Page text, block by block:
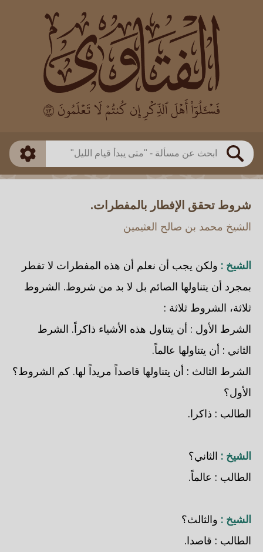
بحث
العالم
بن باز
بن العثيمين
اللجنة الدائمة
طريقة البحث
ذكي
شروط تحقق الإفطار بالمفطرات.
الشيخ محمد بن صالح العثيمين
الشيخ : ولكن يجب أن نعلم أن هذه المفطرات لا تفطر
بمجرد أن يتناولها الصائم بل لا بد من شروط. الشروط
ثلاثة، الشروط ثلاثة :
الشرط الأول : أن يتناول هذه الأشياء ذاكراً. الشرط
الثاني : أن يتناولها عالماً.
الشرط الثالث : أن يتناولها قاصداً مريداً لها. كم الشروط؟
الأول؟
الطالب : ذاكرا.
الشيخ : الثاني؟
الطالب : عالماً.
الشيخ : والثالث؟
الطالب : قاصدا.